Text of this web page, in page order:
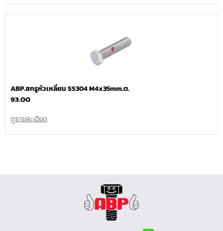
ABP.สกรูหัวเหลี่ยม SS304 M4x35mm.ต.
93.00
ดูรายละเอียด